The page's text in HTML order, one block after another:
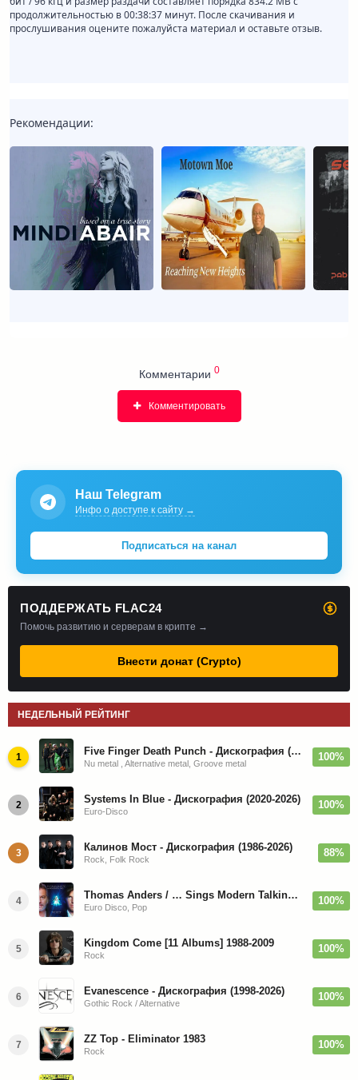
продолжительностью в 00:38:37 минут. После скачивания и
прослушивания оцените пожалуйста материал и оставьте отзыв.
Рекомендации:
Комментарии 0
Комментировать
Наш Telegram
Инфо о доступе к сайту →
Подписаться на канал
ПОДДЕРЖАТЬ FLAC24
Помочь развитию и серверам в крипте →
Внести донат (Crypto)
НЕДЕЛЬНЫЙ РЕЙТИНГ
1 Five Finger Death Punch - Дискография (2008-2026)
Nu metal , Alternative metal, Groove metal
100%
2 Systems In Blue - Дискография (2020-2026)
Euro-Disco
100%
3 Калинов Мост - Дискография (1986-2026)
Rock, Folk Rock
88%
4 Thomas Anders / … Sings Modern Talking: The Best hi-res
Euro Disco, Pop
100%
5 Kingdom Come [11 Albums] 1988-2009
Rock
100%
6 Evanescence - Дискография (1998-2026)
Gothic Rock / Alternative
100%
7 ZZ Top - Eliminator 1983
Rock
100%